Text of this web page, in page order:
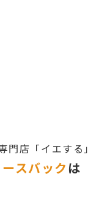
スバックは